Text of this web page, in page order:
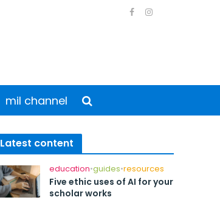
mil channel
Latest content
education•guides•resources
Five ethic uses of AI for your
scholar works